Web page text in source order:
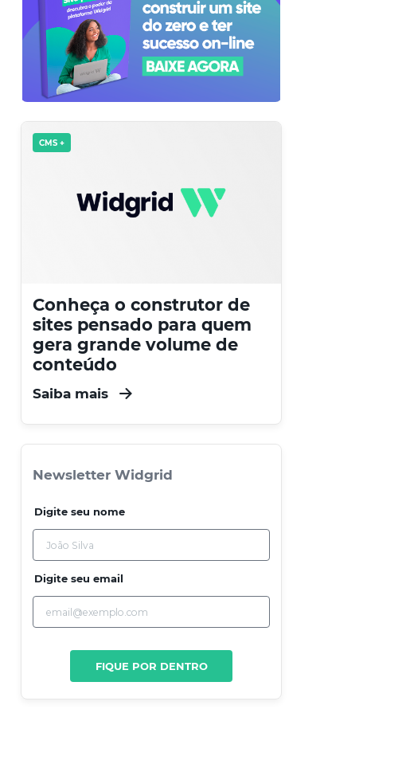
Newsletter Widgrid
Digite seu nome
Digite seu email
FIQUE POR DENTRO
CMS +
Conheça o construtor de
sites pensado para quem
gera grande volume de
conteúdo
Saiba mais